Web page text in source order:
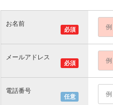
必須
お名前
必須
メールアドレス
任意
電話番号